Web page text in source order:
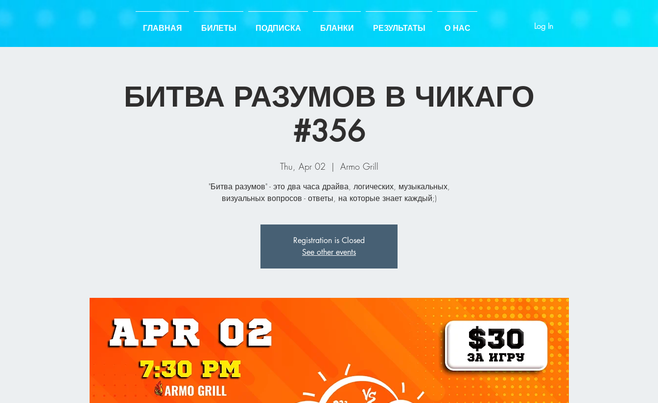
ГЛАВНАЯ БИЛЕТЫ ПОДПИСКА БЛАНКИ РЕЗУЛЬТАТЫ О НАС Log In
БИТВА РАЗУМОВ В ЧИКАГО
#356
Thu, Apr 02
  |
Armo Grill
"Битва разумов" - это два часа драйва, логических, музыкальных,
визуальных вопросов - ответы, на которые знает каждый;)
Registration is Closed
See other events